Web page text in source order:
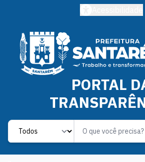
PORTAL
Label